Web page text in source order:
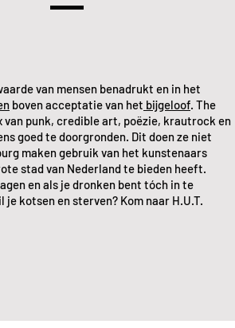
van mensen benadrukt en in het
boven acceptatie van het bijgeloof. The
van punk, credible art, poëzie, krautrock en
goed te doorgronden. Dit doen ze niet
maken gebruik van het kunstenaars
stad van Nederland te bieden heeft.
en als je dronken bent tóch in te
kotsen en sterven? Kom naar H.U.T.